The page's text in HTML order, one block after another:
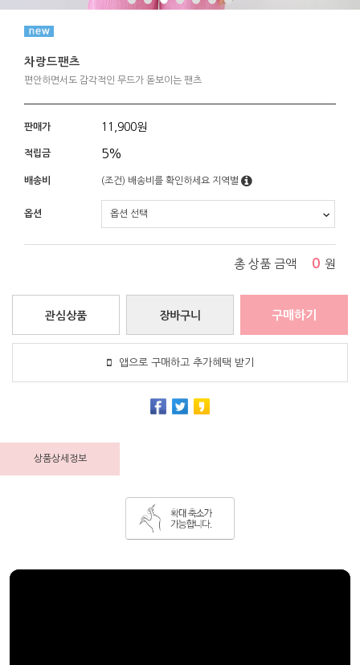
차랑드팬츠
편안하면서도 감각적인 무드가 돋보이는 팬츠
판매가 11,900원
적립금 5%
배송비 (조건) 배송비를 확인하세요 지역별
옵션
총 상품 금액 0 원
장바구니
관심상품 구매하기
앱으로 구매하고 추가혜택 받기
상품상세정보